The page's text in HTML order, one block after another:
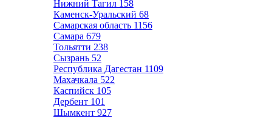
Нижний Тагил 158
Каменск-Уральский 68
Самарская область 1156
Самара 679
Тольятти 238
Сызрань 52
Республика Дагестан 1109
Махачкала 522
Каспийск 105
Дербент 101
Шымкент 927